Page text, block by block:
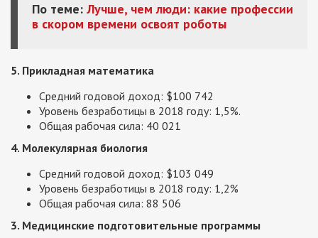
По теме: Лучше, чем люди: какие профессии
в скором времени освоят роботы
5. Прикладная математика
Средний годовой доход: $100 742
Уровень безработицы в 2018 году: 1,5%.
Общая рабочая сила: 40 021
4. Молекулярная биология
Средний годовой доход: $103 049
Уровень безработицы в 2018 году: 1,2%
Общая рабочая сила: 88 506
3. Медицинские подготовительные программы